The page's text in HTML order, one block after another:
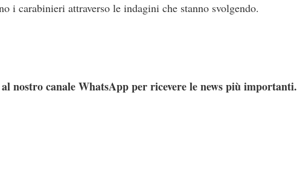
i carabinieri attraverso le indagini che stanno svolgendo.
nostro canale WhatsApp per ricevere le news più importanti.